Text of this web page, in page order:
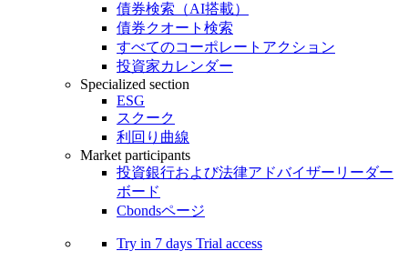
債券検索（AI搭載）
債券クオート検索
すべてのコーポレートアクション
投資家カレンダー
Specialized section
ESG
スクーク
利回り曲線
Market participants
投資銀行および法律アドバイザーリーダー
ボード
Cbondsページ
Try in 7 days Trial access